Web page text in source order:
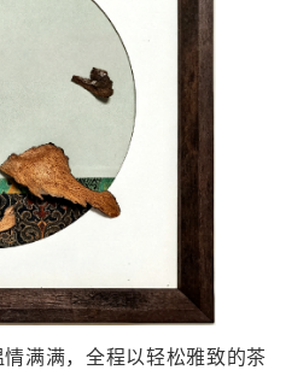
满满，全程以轻松雅致的茶